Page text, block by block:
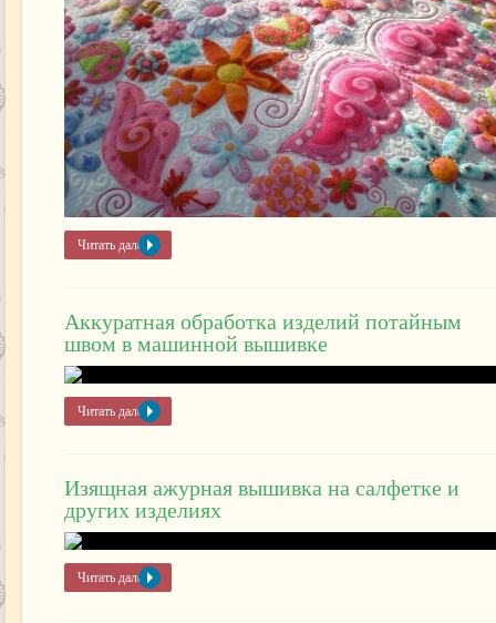
Читать далее »
Аккуратная обработка изделий потайным
швом в машинной вышивке
Читать далее »
Изящная ажурная вышивка на салфетке и
других изделиях
Читать далее »